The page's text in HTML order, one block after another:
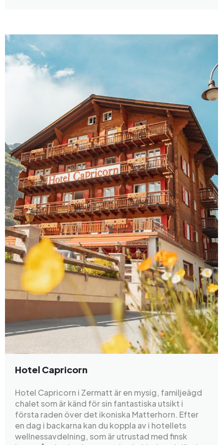
Hotel Capricorn
Hotel Capricorn i Zermatt är en mysig, familjeägd
chalet som är känd för sin fantastiska utsikt i
första raden över det ikoniska Matterhorn. Efter
en dag i backarna kan du koppla av i hotellets
wellnessavdelning, som är utrustad med finsk